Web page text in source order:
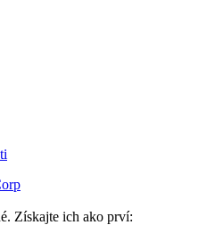
Získajte ich ako prví: